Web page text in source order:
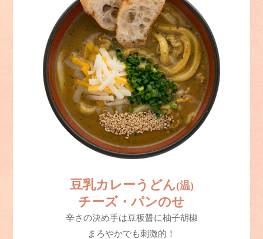
豆乳カレーうどん(温)
チーズ・パンのせ
辛さの決め手は豆板醤に柚子胡椒
まろやかでも刺激的！